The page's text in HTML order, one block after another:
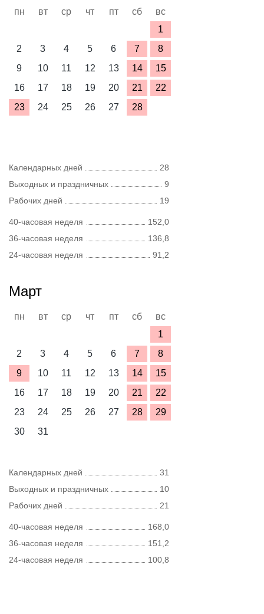
пн вт ср чт пт сб
вс
1
2
3 4 5 6 7
8
9
10 11 12 13 14
15
16
17 18 19 20 21
22
23
24 25 26 27 28
Календарных дней
28
Выходных и праздничных
9
Рабочих дней
19
40-часовая неделя
152,0
36-часовая неделя
136,8
24-часовая неделя
91,2
Март
пн вт ср чт пт сб
вс
1
2
3 4 5 6 7
8
9
10 11 12 13 14
15
16
17 18 19 20 21
22
23
24 25 26 27 28
29
30
31
Календарных дней
31
Выходных и праздничных
10
Рабочих дней
21
40-часовая неделя
168,0
36-часовая неделя
151,2
24-часовая неделя
100,8